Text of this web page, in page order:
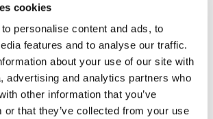
cookies
personalise content and ads, to
features and to analyse our traffic.
about your use of our site with
advertising and analytics partners who
other information that you’ve
or that they’ve collected from your use
ervaar hoe leuk het is om iets
met je eigen handen.
op de aan­ge­ge­ven data of van­af
een loca­tie of datum naar keuze!
van mini­maal5per­so­nen bent,